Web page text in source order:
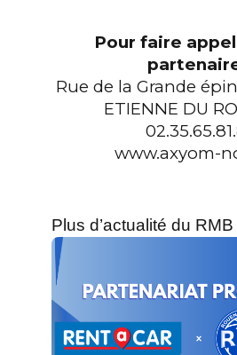
Pour faire
Rue de la Grande
ETIENNE DU
www.axyom-
Plus d’actualité du RMB